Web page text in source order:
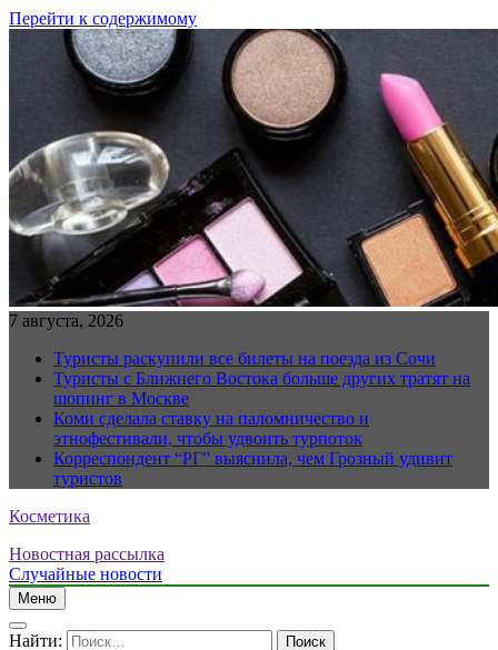
Перейти к содержимому
7 августа, 2026
Туристы раскупили все билеты на поезда из Сочи
Туристы с Ближнего Востока больше других тратят на
шопинг в Москве
Коми сделала ставку на паломничество и
этнофестивали, чтобы удвоить турпоток
Корреспондент “РГ” выяснила, чем Грозный удивит
туристов
Косметика
Новостная рассылка
Случайные новости
Меню
Найти: